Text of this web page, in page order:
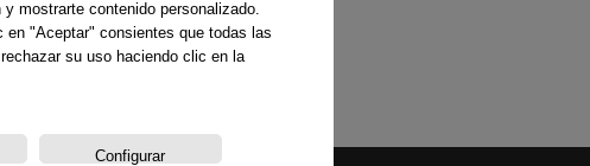
mostrarte contenido personalizado.
en "Aceptar" consientes que todas las
su uso haciendo clic en la
Configurar